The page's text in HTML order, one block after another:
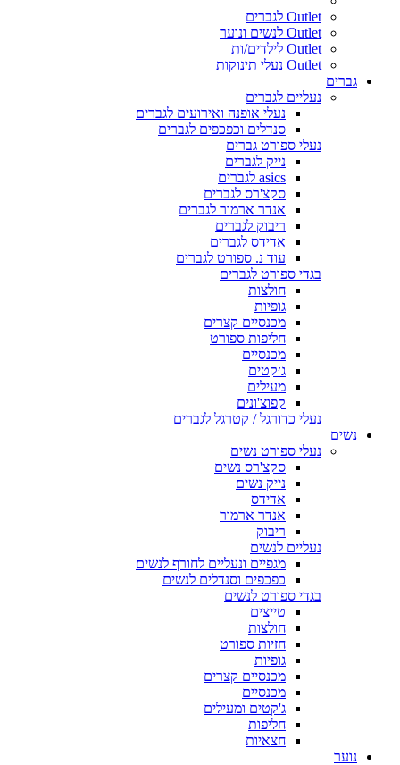
Outlet לגברים
Outlet לנשים ונוער
Outlet לילדים/ות
Outlet נעלי תינוקות
גברים
נעליים לגברים
נעלי אופנה ואירועים לגברים
סנדלים וכפכפים לגברים
נעלי ספורט גברים
נייק לגברים
asics לגברים
סקצ'רס לגברים
אנדר ארמור לגברים
ריבוק לגברים
אדידס לגברים
עוד נ. ספורט לגברים
בגדי ספורט לגברים
חולצות
גופיות
מכנסיים קצרים
חליפות ספורט
מכנסיים
ג׳קטים
מעילים
קפוצ'ונים
נעלי כדורגל / קטרגל לגברים
נשים
נעלי ספורט נשים
סקצ'רס נשים
נייק נשים
אדידס
אנדר ארמור
ריבוק
נעליים לנשים
מגפיים ונעליים לחורף לנשים
כפכפים וסנדלים לנשים
בגדי ספורט לנשים
טייצים
חולצות
חזיות ספורט
גופיות
מכנסיים קצרים
מכנסיים
ג'קטים ומעילים
חליפות
חצאיות
נוער